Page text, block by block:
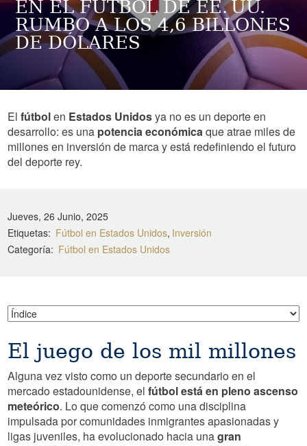
EN EL FÚTBOL DE EE. UU.
RUMBO A LOS 4,6 BILLONES
DE DÓLARES
Elfútbolen Estados Unidosya no es un deporte en
desarrollo: es una potencia económicaque atrae miles de
millones en inversión de marca y está redefiniendo el futuro
del deporte rey.
Jueves, 26 Junio, 2025
Etiquetas Fútbol en Estados Unidos Inversión
Categoría Fútbol en Estados Unidos
El juego de los mil millones
Alguna vez visto como un deporte secundario en el
mercado estadounidense, elfútbol está en pleno ascenso
meteórico. Lo que comenzó como una disciplina
impulsada por comunidades inmigrantes apasionadas y
ligas juveniles, ha evolucionado hacia unagran